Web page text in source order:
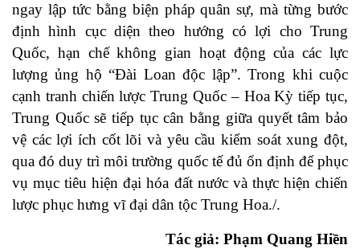
ngay lập tức bằng biện pháp quân sự, mà từng bước
định hình cục diện theo hướng có lợi cho Trung
Quốc, hạn chế không gian hoạt động của các lực
lượng ủng hộ “Đài Loan độc lập”. Trong khi cuộc
cạnh tranh chiến lược Trung Quốc – Hoa Kỳ tiếp tục,
Trung Quốc sẽ tiếp tục cân bằng giữa quyết tâm bảo
vệ các lợi ích cốt lõi và yêu cầu kiểm soát xung đột,
qua đó duy trì môi trường quốc tế đủ ổn định để phục
vụ mục tiêu hiện đại hóa đất nước và thực hiện chiến
lược phục hưng vĩ đại dân tộc Trung Hoa./.
Tác giả: Phạm Quang Hiền